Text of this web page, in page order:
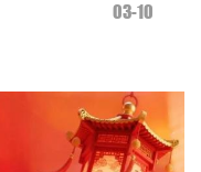
03-10